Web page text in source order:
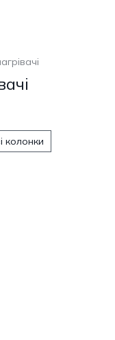
колонки